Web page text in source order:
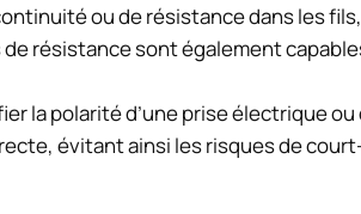
ou de résistance dans les
résistance sont également
la polarité d’une prise électrique ou
évitant ainsi les risques de